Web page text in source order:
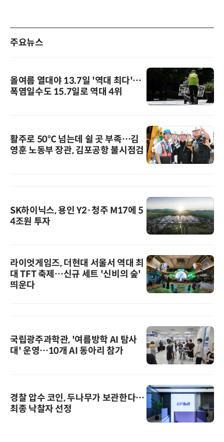
주요뉴스
올여름 열대야 13.7일 '역대 최다'…
폭염일수도 15.7일로 역대 4위
활주로 50℃ 넘는데 쉴 곳 부족…김
영훈 노동부 장관, 김포공항 불시점검
SK하이닉스, 용인 Y2·청주 M17에 5
4조원 투자
라이엇게임즈, 더현대 서울서 역대 최
대 TFT 축제…신규 세트 '신비의 숲'
띄운다
국립광주과학관, '여름방학 AI 탐사
대' 운영…10개 AI 동아리 참가
경찰 압수 코인, 두나무가 보관한다…
최종 낙찰자 선정